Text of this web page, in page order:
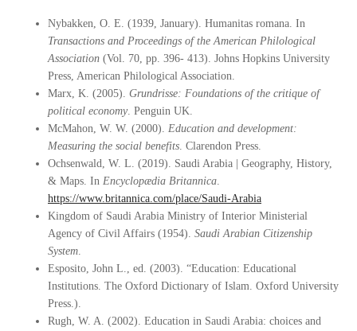
Nybakken, O. E. (1939, January). Humanitas romana. In
Transactions and Proceedings of the American Philological
Association (Vol. 70, pp. 396- 413). Johns Hopkins University
Press, American Philological Association.
Marx, K. (2005). Grundrisse: Foundations of the critique of
political economy . Penguin UK.
McMahon, W. W. (2000). Education and development:
Measuring the social benefits . Clarendon Press.
Ochsenwald, W. L. (2019). Saudi Arabia | Geography, History,
& Maps. In Encyclopædia Britannica
https://www.britannica.com/place/Saudi-Arabia
Kingdom of Saudi Arabia Ministry of Interior Ministerial
Agency of Civil Affairs (1954). Saudi Arabian Citizenship
System
Esposito, John L., ed. (2003). “Education: Educational
Institutions. The Oxford Dictionary of Islam. Oxford University
Press.).
Rugh, W. A. (2002). Education in Saudi Arabia: choices and